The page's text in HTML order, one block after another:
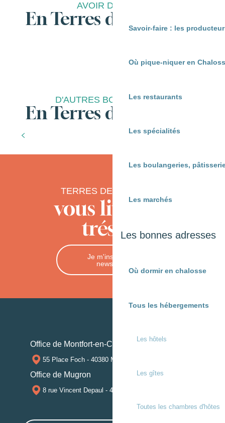
Savoir-faire : les
Où pique-niquer en
Les restaurants
Les spécialités
Les boulangeries,
Les marchés
Les bonnes adresses
Où dormir en chalosse
Tous les hébergements
Les hôtels
Les gîtes
Toutes les chambres d'hôtes
AVOIR DU GOÛT
En Terres de Chalosse
D'AUTRES BONNES IDÉES
En Terres de Chalosse
Les bonnes choses
TERRES DE CHALOSSE
vous livre ses
trésors
Je m'inscris à la
newsletter
Office de Montfort-en-Chalosse
55 Place Foch - 40380 MONTFORT-EN-CHALOSSE
Office de Mugron
8 rue Vincent Depaul - 40250 MUGRON